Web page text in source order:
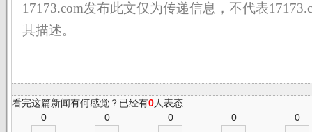
17173.com发布此文仅为传递信息，不代表
其描述。
看完这篇新闻有何感觉？已经有0人表态
0
0 0 0 0